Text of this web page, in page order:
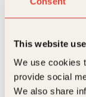
This website
We use cookies
provide social
We also share
Kjære
Pocket 249 Kjøp